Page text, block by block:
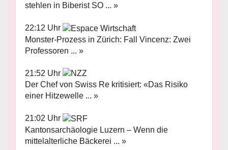
stehlen in Biberist SO ... »
22:12 Uhr
Monster-Prozess in Zürich: Fall Vincenz: Zwei
Professoren ... »
21:52 Uhr
Der Chef von Swiss Re kritisiert: «Das Risiko
einer Hitzewelle ... »
21:02 Uhr
Kantonsarchäologie Luzern – Wenn die
mittelalterliche Bäckerei ... »